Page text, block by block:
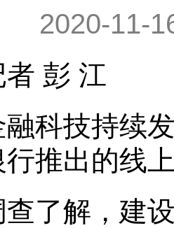
2020-11-
彭 江
技持续发
推出的线
解，建设